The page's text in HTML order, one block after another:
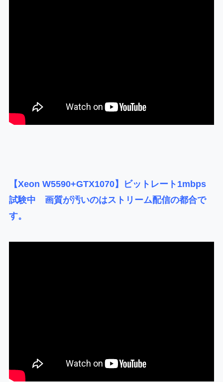
【Xeon W5590+GTX1070】ビットレート1mbps
試験中 画質が汚いのはストリーム配信の都合で
す。